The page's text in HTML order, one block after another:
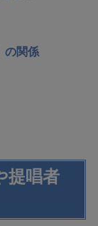
の関係
提唱者